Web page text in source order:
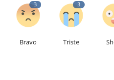
3
Bravo
3
Triste